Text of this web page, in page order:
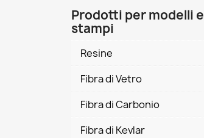
Prodotti per modelli e
stampi
Resine
Fibra di Vetro
Fibra di Carbonio
Fibra di Kevlar